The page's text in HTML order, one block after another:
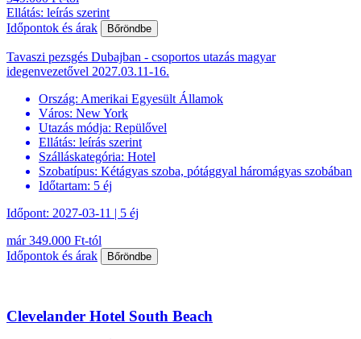
Ellátás: leírás szerint
Időpontok és árak
Bőröndbe
Tavaszi pezsgés Dubajban - csoportos utazás magyar
idegenvezetővel 2027.03.11-16.
Ország: Amerikai Egyesült Államok
Város: New York
Utazás módja: Repülővel
Ellátás: leírás szerint
Szálláskategória: Hotel
Szobatípus: Kétágyas szoba, pótággyal háromágyas szobában
Időtartam: 5 éj
Időpont: 2027-03-11 | 5 éj
már 349.000 Ft-tól
Időpontok és árak
Bőröndbe
Clevelander Hotel South Beach